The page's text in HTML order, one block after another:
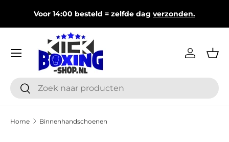
Ga naar inhoud
Voor 14:00 besteld = zelfde dag verzonden.
Zoeken
Zoeken
Inloggen
Menu
Home Binnenhandschoenen